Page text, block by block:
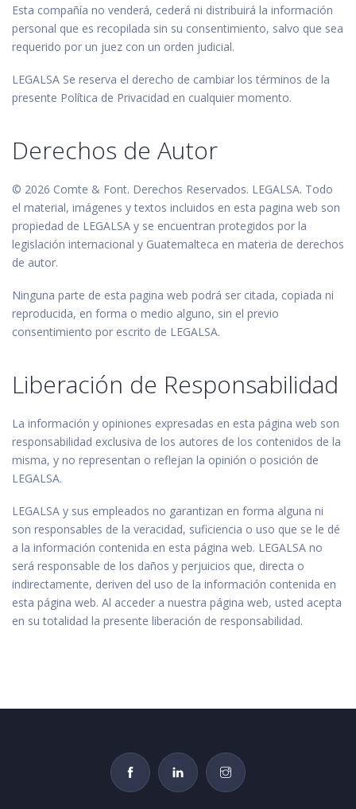
Esta compañía no venderá, cederá ni distribuirá la información
personal que es recopilada sin su consentimiento, salvo que sea
requerido por un juez con un orden judicial.
LEGALSA Se reserva el derecho de cambiar los términos de la
presente Política de Privacidad en cualquier momento.
Derechos de Autor
© 2026 Comte & Font. Derechos Reservados. LEGALSA. Todo
el material, imágenes y textos incluidos en esta pagina web son
propiedad de LEGALSA y se encuentran protegidos por la
legislación internacional y Guatemalteca en materia de derechos
de autor.
Ninguna parte de esta pagina web podrá ser citada, copiada ni
reproducida, en forma o medio alguno, sin el previo
consentimiento por escrito de LEGALSA.
Liberación de Responsabilidad
La información y opiniones expresadas en esta página web son
responsabilidad exclusiva de los autores de los contenidos de la
misma, y no representan o reflejan la opinión o posición de
LEGALSA.
LEGALSA y sus empleados no garantizan en forma alguna ni
son responsables de la veracidad, suficiencia o uso que se le dé
a la información contenida en esta página web. LEGALSA no
será responsable de los daños y perjuicios que, directa o
indirectamente, deriven del uso de la información contenida en
esta página web. Al acceder a nuestra página web, usted acepta
en su totalidad la presente liberación de responsabilidad.